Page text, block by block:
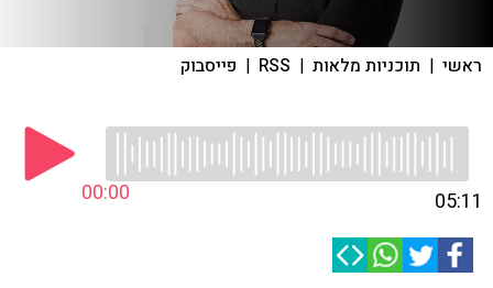
ראשי | תוכניות מלאות |
RSS
| פייסבוק
00:00 05:11